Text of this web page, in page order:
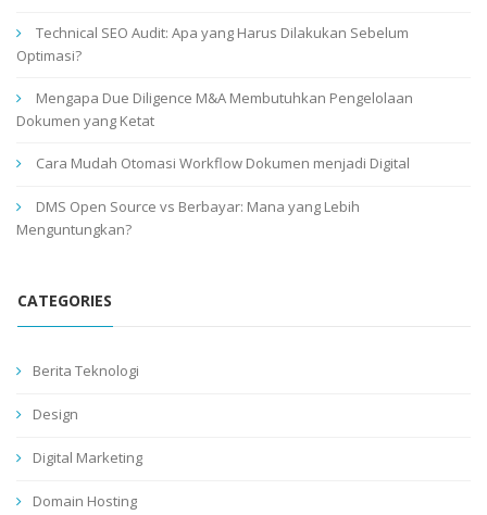
Technical SEO Audit: Apa yang Harus Dilakukan Sebelum
Optimasi?
Mengapa Due Diligence M&A Membutuhkan Pengelolaan
Dokumen yang Ketat
Cara Mudah Otomasi Workflow Dokumen menjadi Digital
DMS Open Source vs Berbayar: Mana yang Lebih
Menguntungkan?
CATEGORIES
Berita Teknologi
Design
Digital Marketing
Domain Hosting